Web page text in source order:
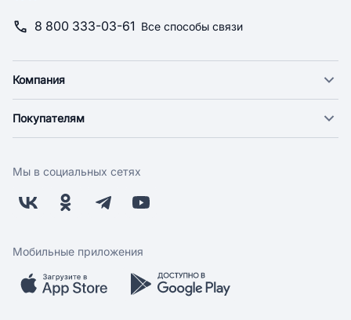
8 800 333-03-61 Все способы связи
Компания
Новости
Поставщикам
Заводчикам
Обратная связь
Покупателям
Оплата
Бонусная программа
Скидки и акции
Мобильное приложение
Мы в социальных сетях
Мобильные приложения